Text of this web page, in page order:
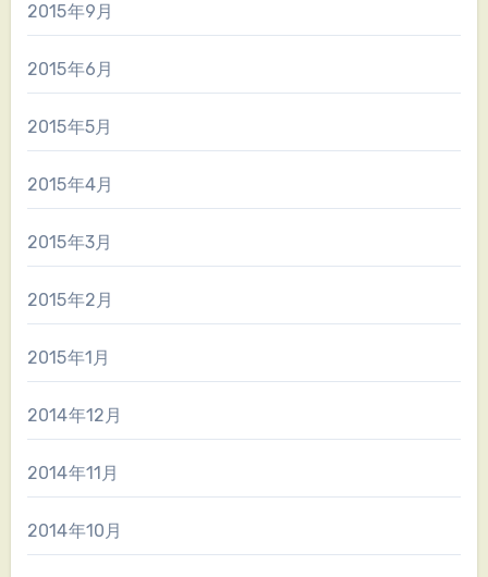
2015年9月
2015年6月
2015年5月
2015年4月
2015年3月
2015年2月
2015年1月
2014年12月
2014年11月
2014年10月